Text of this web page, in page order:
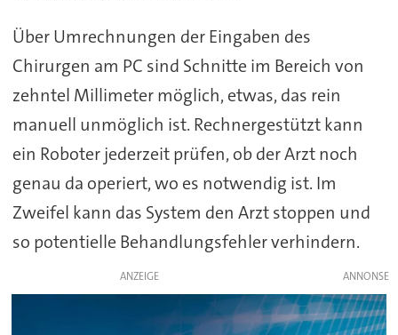
Über Umrechnungen der Eingaben des
Chirurgen am PC sind Schnitte im Bereich von
zehntel Millimeter möglich, etwas, das rein
manuell unmöglich ist. Rechnergestützt kann
ein Roboter jederzeit prüfen, ob der Arzt noch
genau da operiert, wo es notwendig ist. Im
Zweifel kann das System den Arzt stoppen und
so potentielle Behandlungsfehler verhindern.
ANZEIGE